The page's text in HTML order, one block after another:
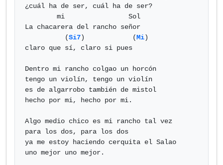
¿cuál ha de ser, cuál ha de ser?
La chacarera del rancho señor
          (
Si7)            (Mi)
claro que sí, claro si pues
Dentro mi rancho colgao un horcón
tengo un violín, tengo un violín
es de algarrobo también de mistol
hecho por mi, hecho por mi.
Algo medio chico es mi rancho tal vez
para los dos, para los dos
ya me estoy haciendo cerquita el Salao
uno mejor uno mejor.